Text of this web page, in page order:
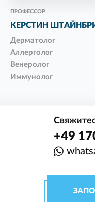
ПРОФЕССОР
КЕРСТИН
Дерматолог
Аллерголог
Венеролог
Иммунолог
+49